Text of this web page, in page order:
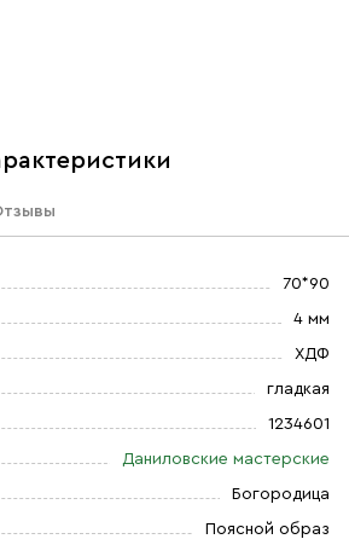
70*90
4 мм
ХДФ
гладкая
1234601
Даниловские мастерские
Богородица
Поясной образ